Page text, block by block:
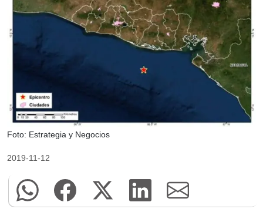
Foto: Estrategia y Negocios
2019-11-12